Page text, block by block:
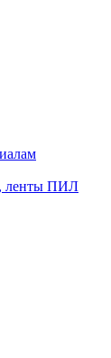
, ленты ПИЛ